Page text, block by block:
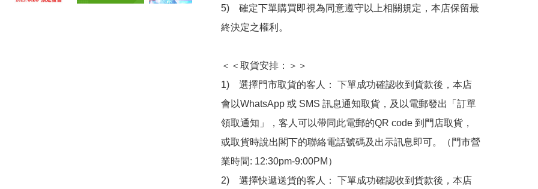
5)　確定下單購買即視為同意遵守以上相關規定，本店保留最
終決定之權利。
＜＜取貨安排：＞＞
1)　選擇門市取貨的客人： 下單成功確認收到貨款後，本店
會以WhatsApp 或 SMS 訊息通知取貨，及以電郵發出「訂單
領取通知」，客人可以帶同此電郵的QR code 到門店取貨，
或取貨時說出閣下的聯絡電話號碼及出示訊息即可。（門市營
業時間: 12:30pm-9:00PM）
2)　選擇快遞送貨的客人： 下單成功確認收到貨款後，本店